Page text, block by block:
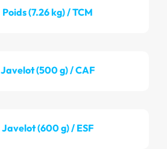
Poids (7.26 kg) / TCM
Javelot (500 g) / CAF
Javelot (600 g) / ESF